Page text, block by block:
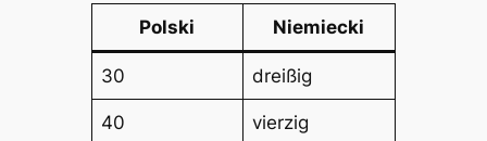
Polski Niemiecki
30 dreißig
40 vierzig